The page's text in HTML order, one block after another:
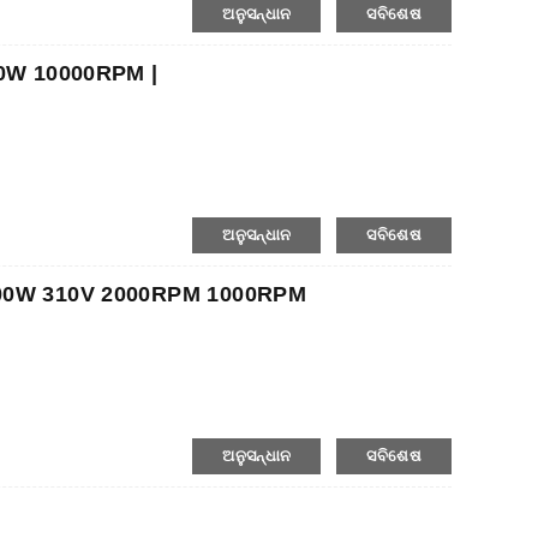
ଅନୁସନ୍ଧାନ ସବିଶେଷ
10000RPM |
ଅନୁସନ୍ଧାନ ସବିଶେଷ
310V 2000RPM 1000RPM
ଅନୁସନ୍ଧାନ ସବିଶେଷ